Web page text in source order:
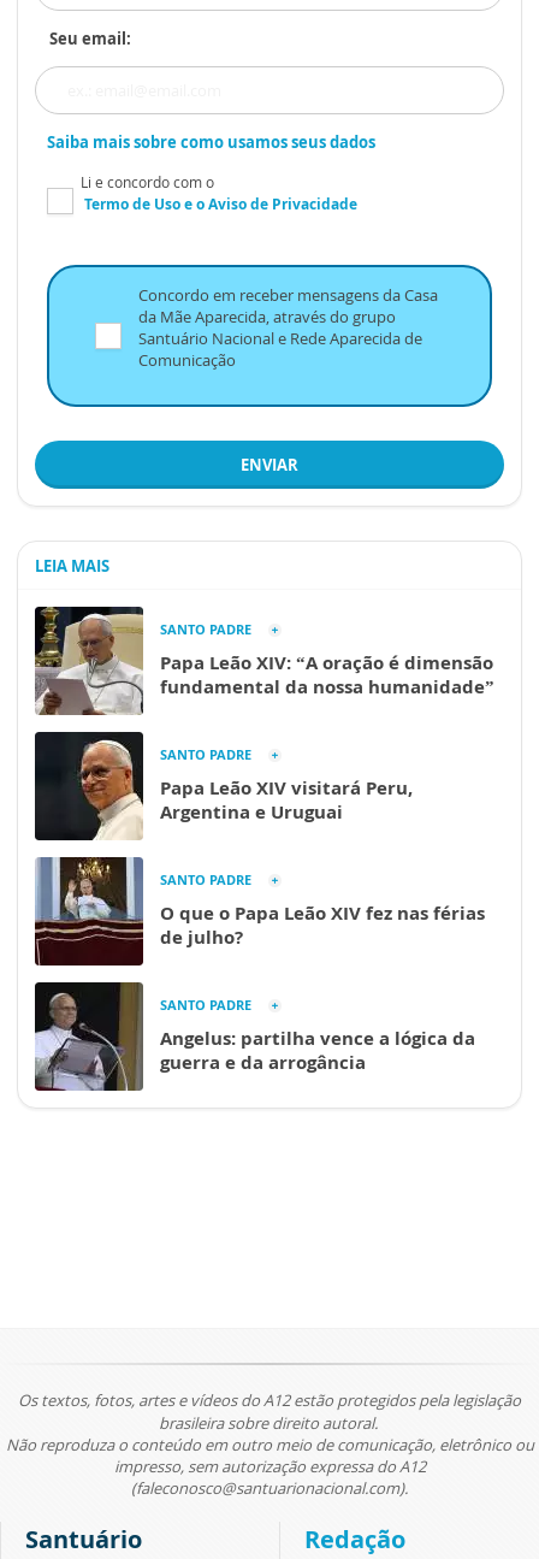
Seu email:
Saiba mais sobre como usamos seus dados
Li e concordo com o
Termo de Usoe oAviso de Privacidade
Concordo em receber mensagens da Casa
da Mãe Aparecida, através do grupo
Santuário Nacional e Rede Aparecida de
Comunicação
ENVIAR
LEIA MAIS
SANTO PADRE
Papa Leão XIV: “A oração é dimensão
fundamental da nossa humanidade”
SANTO PADRE
Papa Leão XIV visitará Peru,
Argentina e Uruguai
SANTO PADRE
O que o Papa Leão XIV fez nas férias
de julho?
SANTO PADRE
Angelus: partilha vence a lógica da
guerra e da arrogância
Os textos, fotos, artes e vídeos do A12 estão protegidos pela legislação
brasileira sobre direito autoral.
Não reproduza o conteúdo em outro meio de comunicação, eletrônico ou
impresso, sem autorização expressa do A12
(faleconosco@santuarionacional.com).
Santuário Redação